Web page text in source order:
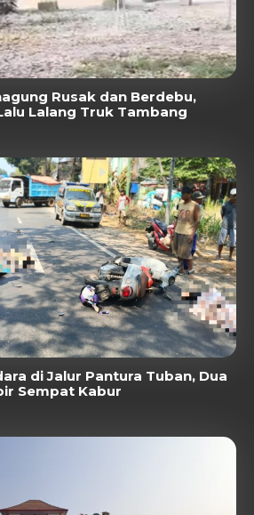
Rusak dan Berdebu,
Lalang Truk Tambang
di Jalur Pantura Tuban, Dua
Sempat Kabur